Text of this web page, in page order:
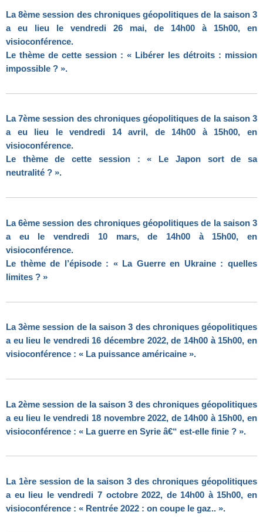
La 8ème session des chroniques géopolitiques de la saison 3
a eu lieu le vendredi 26 mai, de 14h00 à 15h00, en
visioconférence.
Le thème de cette session : « Libérer les détroits : mission
impossible ? ».
La 7ème session des chroniques géopolitiques de la saison 3
a eu lieu le vendredi 14 avril, de 14h00 à 15h00, en
visioconférence.
Le thème de cette session :« Le Japon sort de sa
neutralité ? ».
La 6ème session des chroniques géopolitiques de la saison 3
a eu le vendredi 10 mars, de 14h00 à 15h00, en
visioconférence.
Le thème de l’épisode : « La Guerre en Ukraine : quelles
limites ? »
La 3ème session de la saison 3 des chroniques géopolitiques
a eu lieu le vendredi 16 décembre 2022, de 14h00 à 15h00, en
visioconférence : « La puissance américaine ».
La 2ème session de la saison 3 des chroniques géopolitiques
a eu lieu le vendredi 18 novembre 2022, de 14h00 à 15h00, en
visioconférence : « La guerre en Syrie â€“ est-elle finie ? ».
La 1ère session de la saison 3 des chroniques géopolitiques
a eu lieu le vendredi 7 octobre 2022, de 14h00 à 15h00, en
visioconférence : « Rentrée 2022 : on coupe le gaz.. ».